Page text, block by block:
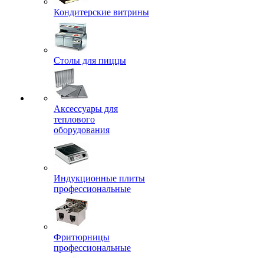
Кондитерские витрины
Столы для пиццы
Аксессуары для
теплового
оборудования
Индукционные плиты
профессиональные
Фритюрницы
профессиональные